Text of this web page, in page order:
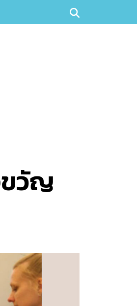
ขวัญ